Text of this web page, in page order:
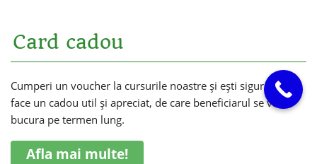
Card cadou
Cumperi un voucher la cursurile noastre și ești sigur că vei
face un cadou util și apreciat, de care beneficiarul se va
bucura pe termen lung.
Afla mai multe!